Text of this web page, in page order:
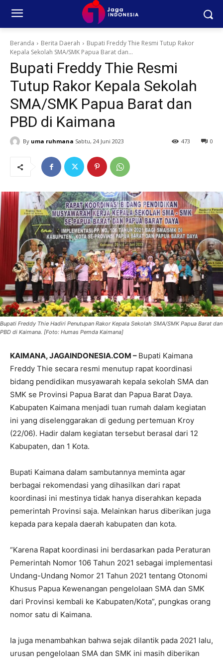
Beranda Berita Daerah
Bupati Freddy Thie Resmi Tutup Rakor
Kepala Sekolah SMA/SMK Papua Barat dan...
Bupati Freddy Thie Resmi
Tutup Rakor Kepala Sekolah
SMA/SMK Papua Barat dan
PBD di Kaimana
By uma ruhmana Sabtu, 24 Juni 2023 0
473
Bupati Freddy Thie Hadiri Penutupan Rakor Kepala Sekolah SMA/SMK Papua Barat dan
PBD di Kaimana. [Foto: Humas Pemda Kaimana]
KAIMANA, JAGAINDONESIA.COM – Bupati Kaimana
Freddy Thie secara resmi menutup rapat koordinasi
bidang pendidikan musyawarah kepala sekolah SMA dan
SMK se Provinsi Papua Barat dan Papua Barat Daya.
Kabupaten Kaimana menjadi tuan rumah dalam kegiatan
ini yang diselenggarakan di gedung pertemuan Kroy
(22/06). Hadir dalam kegiatan tersebut berasal dari 12
Kabupaten, dan 1 Kota.
Bupati Kaimana dalam sambutannya meminta agar
berbagai rekomendasi yang dihasilkan dari rapat
koordinasi ini mestinya tidak hanya diserahkan kepada
pemerintah Provinsi saja. Melainkan harus diberikan juga
kepada para kepala daerah kabupaten dan kota.
“Karena Rapat koordinasi ini berdasarkan pada Peraturan
Pemerintah Nomor 106 Tahun 2021 sebagai implementasi
Undang-Undang Nomor 21 Tahun 2021 tentang Otonomi
Khusus Papua Kewenangan pengelolaan SMA dan SMK
dari Provinsi kembali ke Kabupaten/Kota”, pungkas orang
nomor satu di Kaimana.
Ia juga menambahkan bahwa sejak dilantik pada 2021 lalu,
urusan pengelolaan SMA dan SMK ini masih diberikan